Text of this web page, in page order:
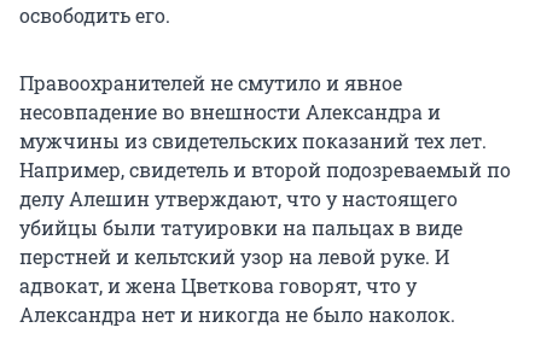
освободить его.
Правоохранителей не смутило и явное
несовпадение во внешности Александра и
мужчины из свидетельских показаний тех лет.
Например, свидетель и второй подозреваемый по
делу Алешин утверждают, что у настоящего
убийцы были татуировки на пальцах в виде
перстней и кельтский узор на левой руке. И
адвокат, и жена Цветкова говорят, что у
Александра нет и никогда не было наколок.